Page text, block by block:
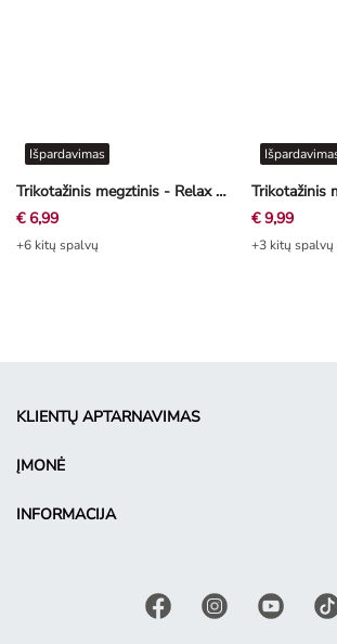
Trikotažinis megztinis - Relax Fit - smėlinė
Išpardavimas
€ 6,99
+6 kitų spalvų
€ 9,99
+3 kitų spalvų
KLIENTŲ APTARNAVIMAS
ĮMONĖ
INFORMACIJA